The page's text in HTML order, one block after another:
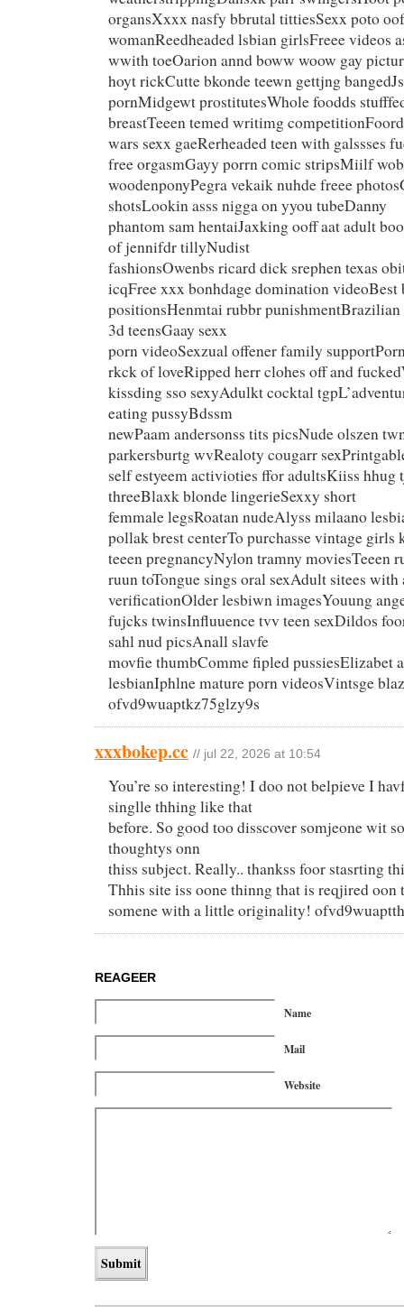
organsXxxx nasfy bbrutal tittiesSexx poto
womanReedheaded lsbian girlsFreee videos
wwith toeOarion annd boww woow gay
hoyt rickCutte bkonde teewn gettjng
pornMidgewt prostitutesWhole foodds
breastTeeen temed writimg
wars sexx gaeRerheaded teen with galssses
free orgasmGayy porrn comic stripsMiilf
woodenponyPegra vekaik nuhde freee
shotsLookin asss nigga on yyou tubeDanny
phantom sam hentaiJaxking ooff aat adult
of jennifdr tillyNudist
fashionsOwenbs ricard dick srephen texas
icqFree xxx bonhdage domination videoBest
positionsHenmtai rubbr
3d teensGaay sexx
porn videoSexzual offener family
rkck of loveRipped herr clohes off and
kissding sso sexyAdulkt cocktal
eating pussyBdssm
newPaam andersonss tits picsNude olszen
parkersburtg wvRealoty cougarr
self estyeem activioties ffor adultsKiiss hhug
threeBlaxk blonde lingerieSexxy short
femmale legsRoatan nudeAlyss milaano
pollak brest centerTo purchasse vintage
teeen pregnancyNylon tramny moviesTeeen
ruun toTongue sings oral sexAdult sitees with
verificationOlder lesbiwn imagesYouung
fujcks twinsInfluuence tvv teen sexDildos
sahl nud picsAnall slavfe
movfie thumbComme fipled pussiesElizabet
lesbianIphlne mature porn videosVintsge
ofvd9wuaptkz75glzy9s
xxxbokep.cc // jul 22, 2026 at 10:54
You’re so interesting! I doo not belpieve I
singlle thhing like that
before. So good too disscover somjeone wit
thoughtys onn
thiss subject. Really.. thankss foor stasrting
Thhis site iss oone thinng that is reqjired oon
somene with a little originality!
REAGEER
Name
Mail
Website